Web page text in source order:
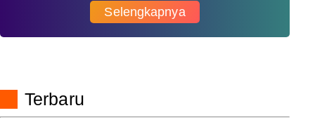
Selengkapnya
Terbaru